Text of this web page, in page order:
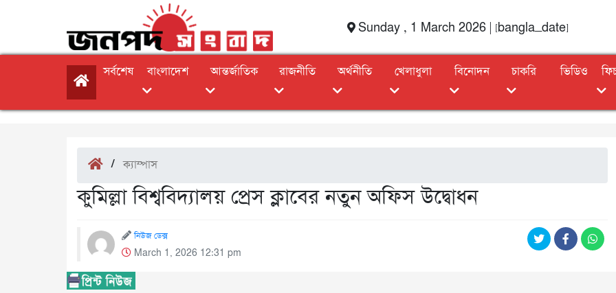
Sunday , 1 March 2026 | [bangla_date]
সর্বশেষ বাংলাদেশ আন্তর্জাতিক রাজনীতি অর্থনীতি খেলাধুলা বিনোদন চাকরি ভিডিও
/ক্যাম্পাস
কুমিল্লা বিশ্ববিদ্যালয় প্রেস ক্লাবের নতুন অফিস উদ্বোধন
নিউজ ডেক্স
March 1, 2026 12:31 pm